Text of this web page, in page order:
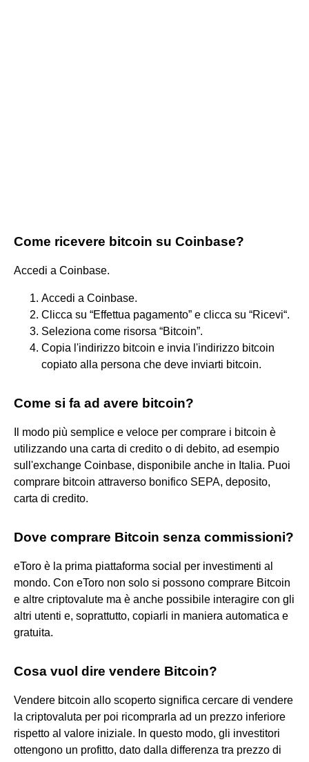
Come ricevere bitcoin su Coinbase?
Accedi a Coinbase.
Accedi a Coinbase.
Clicca su “Effettua pagamento” e clicca su “Ricevi“.
Seleziona come risorsa “Bitcoin”.
Copia l'indirizzo bitcoin e invia l'indirizzo bitcoin
copiato alla persona che deve inviarti bitcoin.
Come si fa ad avere bitcoin?
Il modo più semplice e veloce per comprare i bitcoin è
utilizzando una carta di credito o di debito, ad esempio
sull'exchange Coinbase, disponibile anche in Italia. Puoi
comprare bitcoin attraverso bonifico SEPA, deposito,
carta di credito.
Dove comprare Bitcoin senza commissioni?
eToro è la prima piattaforma social per investimenti al
mondo. Con eToro non solo si possono comprare Bitcoin
e altre criptovalute ma è anche possibile interagire con gli
altri utenti e, soprattutto, copiarli in maniera automatica e
gratuita.
Cosa vuol dire vendere Bitcoin?
Vendere bitcoin allo scoperto significa cercare di vendere
la criptovaluta per poi ricomprarla ad un prezzo inferiore
rispetto al valore iniziale. In questo modo, gli investitori
ottengono un profitto, dato dalla differenza tra prezzo di